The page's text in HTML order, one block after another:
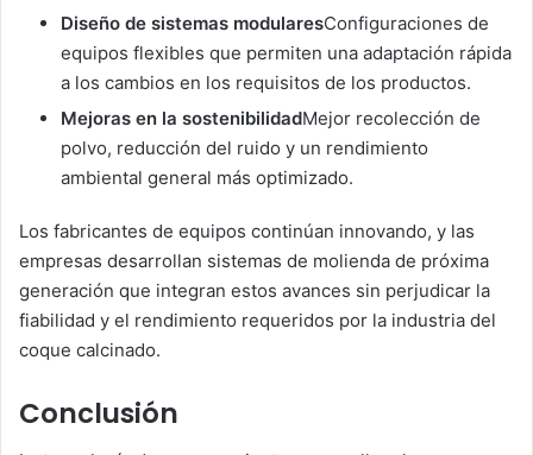
Diseño de sistemas modularesConfiguraciones de
equipos flexibles que permiten una adaptación rápida
a los cambios en los requisitos de los productos.
Mejoras en la sostenibilidadMejor recolección de
polvo, reducción del ruido y un rendimiento
ambiental general más optimizado.
Los fabricantes de equipos continúan innovando, y las
empresas desarrollan sistemas de molienda de próxima
generación que integran estos avances sin perjudicar la
fiabilidad y el rendimiento requeridos por la industria del
coque calcinado.
Conclusión